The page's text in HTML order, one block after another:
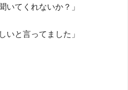
いてくれないか？」
いと言ってました」